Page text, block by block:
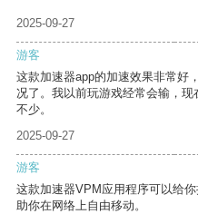
2025-09-27
游客
这款加速器app的加速效果非常好
况了。我以前玩游戏经常会输，
不少。
2025-09-27
游客
这款加速器VPM应用程序可以给
助你在网络上自由移动。